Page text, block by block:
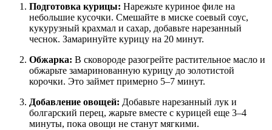
Подготовка курицы: Нарежьте куриное филе на
небольшие кусочки. Смешайте в миске соевый соус,
кукурузный крахмал и сахар, добавьте нарезанный
чеснок. Замаринуйте курицу на 20 минут.
Обжарка: В сковороде разогрейте растительное масло и
обжарьте замаринованную курицу до золотистой
корочки. Это займет примерно 5–7 минут.
Добавление овощей: Добавьте нарезанный лук и
болгарский перец, жарьте вместе с курицей еще 3–4
минуты, пока овощи не станут мягкими.